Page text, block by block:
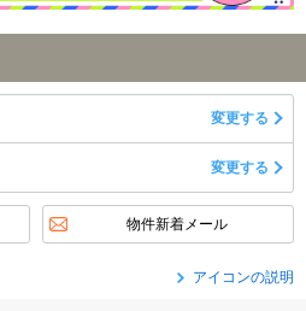
変更する
変更する
物件新着メール
アイコンの説明